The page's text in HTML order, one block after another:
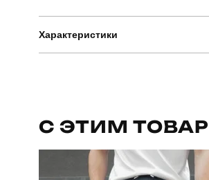
Характеристики
Сезон
Країна - виробник
С ЭТИМ